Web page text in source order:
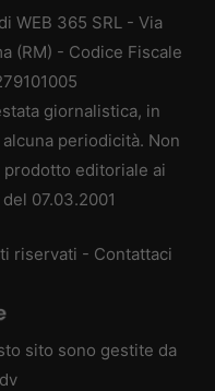
WEB 365 SRL - Via
(RM) - Codice Fiscale
giornalistica, in
periodicità. Non
editoriale ai
07.03.2001
riservati - Contattaci
sito sono gestite da